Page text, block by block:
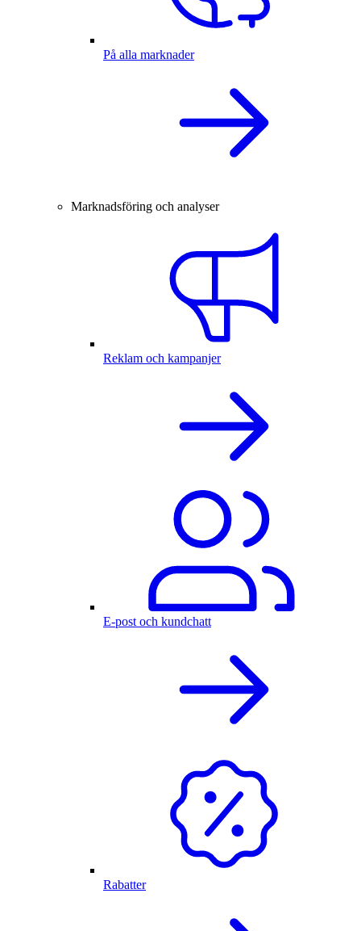
På alla marknader
Marknadsföring och analyser
Reklam och kampanjer
E-post och kundchatt
Rabatter